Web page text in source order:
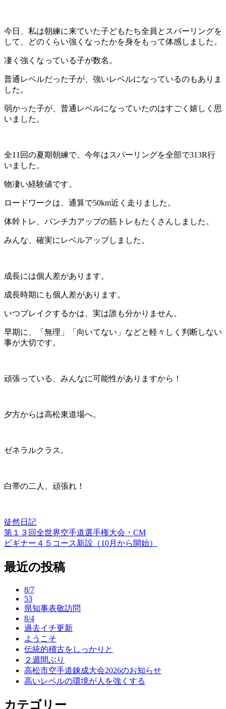
今日、私は朝練に来ていた子どもたち全員とスパーリングを
して、どのくらい強くなったかを身をもって体感しました。
凄く強くなっている子が数名。
普通レベルだった子が、強いレベルになっているのもありま
した。
弱かった子が、普通レベルになっていたのはすごく嬉しく思
いました。
全11回の夏期朝練で、今年はスパーリングを全部で313R行
いました。
物凄い経験値です。
ロードワークは、通算で50km近く走りました。
体幹トレ、パンチ力アップの筋トレもたくさんしました。
みんな、確実にレベルアップしました。
成長には個人差があります。
成長時期にも個人差があります。
いつブレイクするかは、実は誰も分かりません。
早期に、「無理」「向いてない」などと軽々しく判断しない
事が大切です。
頑張っている、みんなに可能性がありますから！
夕方からは高松東道場へ。
ゼネラルクラス。
白帯の二人、頑張れ！
徒然日記
投
稿
ナ
第１３回全世界空手道選手権大会・CM
ビギナー４５コース新設（10月から開始）
最近の投稿
8/7
53
県知事表敬訪問
8/4
過去イチ更新
ようこそ
伝統的稽古をしっかりと
２週間ぶり
高松市空手道錬成大会2026のお知らせ
高いレベルの環境が人を強くする
カテゴリー